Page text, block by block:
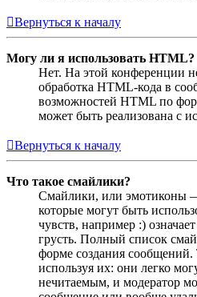
Вернуться к началу
Могу ли я использовать HTML?
Нет. На этой конференции
обработка HTML-кода в
возможностей HTML по
может быть реализована с
Вернуться к началу
Что такое смайлики?
Смайлики, или эмотиконы
которые могут быть
чувств, например :)
грусть. Полный список
форме создания сообщений.
используя их: они легко
нечитаемым, и модератор